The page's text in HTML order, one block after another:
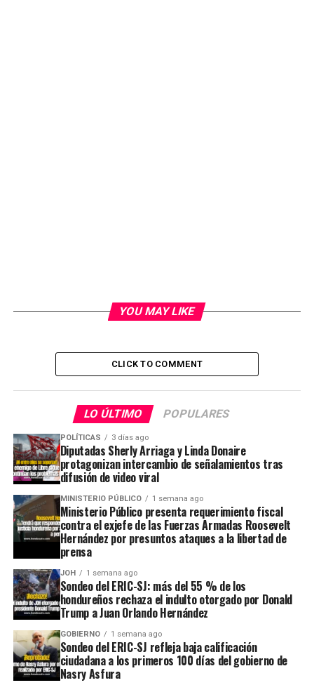
YOU MAY LIKE
CLICK TO COMMENT
LO ÚLTIMO POPULARES
POLÍTICAS 3 días ago
Diputadas Sherly Arriaga y Linda Donaire
protagonizan intercambio de señalamientos tras
difusión de video viral
MINISTERIO PÚBLICO 1 semana ago
Ministerio Público presenta requerimiento fiscal
contra el exjefe de las Fuerzas Armadas Roosevelt
Hernández por presuntos ataques a la libertad de
prensa
JOH 1 semana ago
Sondeo del ERIC-SJ: más del 55 % de los
hondureños rechaza el indulto otorgado por Donald
Trump a Juan Orlando Hernández
GOBIERNO 1 semana ago
Sondeo del ERIC-SJ refleja baja calificación
ciudadana a los primeros 100 días del gobierno de
Nasry Asfura